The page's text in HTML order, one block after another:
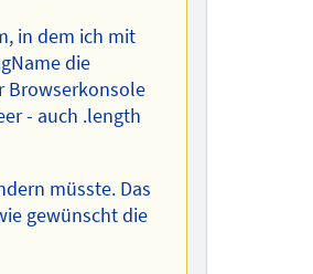
in dem ich mit
die
Browserkonsole
- auch .length
müsste. Das
gewünscht die